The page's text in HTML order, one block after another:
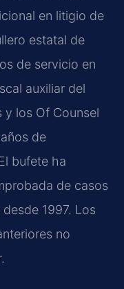
en litigio de
estatal de
de servicio en
auxiliar del
y los Of Counsel
de
bufete ha
de casos
1997. Los
no